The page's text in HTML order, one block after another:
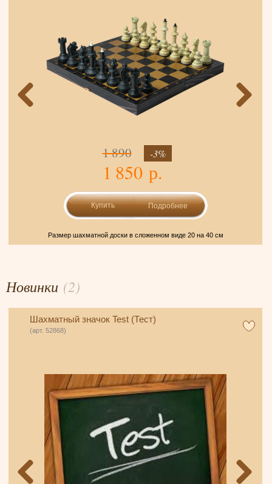
1 890 -3%
1 850 р.
Подробнее
Размер шахматной доски в сложенном виде 20 на 40 см
Новинки (2)
Шахматный значок Test (Тест)
(арт. 52868)